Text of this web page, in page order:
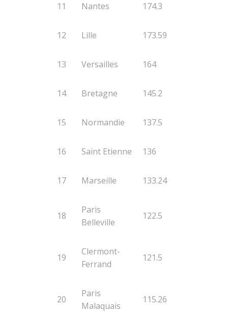
11 Nantes 174.3
12 Lille 173.59
13 Versailles 164
14 Bretagne 145.2
15 Normandie 137.5
16 Saint Etienne 136
17 Marseille 133.24
18
Paris
Belleville
122.5
19
Clermont-
Ferrand
121.5
20
Paris
Malaquais
115.26